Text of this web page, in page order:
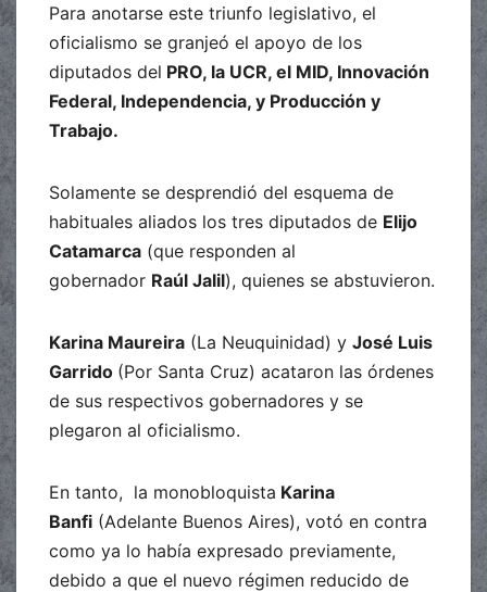
Para anotarse este triunfo legislativo, el
oficialismo se granjeó el apoyo de los
diputados del PRO, la UCR, el MID, Innovación
Federal, Independencia, y Producción y
Trabajo.
Solamente se desprendió del esquema de
habituales aliados los tres diputados de Elijo
Catamarca (que responden al
gobernador Raúl Jalil), quienes se abstuvieron.
Karina Maureira (La Neuquinidad) y José Luis
Garrido (Por Santa Cruz) acataron las órdenes
de sus respectivos gobernadores y se
plegaron al oficialismo.
En tanto, la monobloquista Karina
Banfi (Adelante Buenos Aires), votó en contra
como ya lo había expresado previamente,
debido a que el nuevo régimen reducido de